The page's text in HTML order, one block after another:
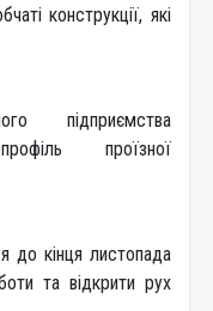
конструкції, які
каменем).
підприємства
проїзної
до кінця листопада
та відкрити рух